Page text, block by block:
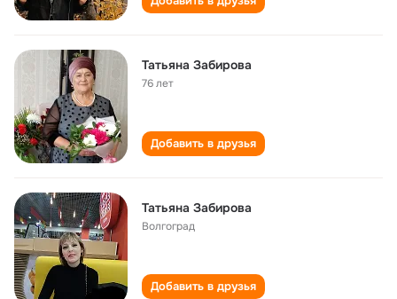
Татьяна Забирова
76 лет
Добавить в друзья
Татьяна Забирова
Волгоград
Добавить в друзья